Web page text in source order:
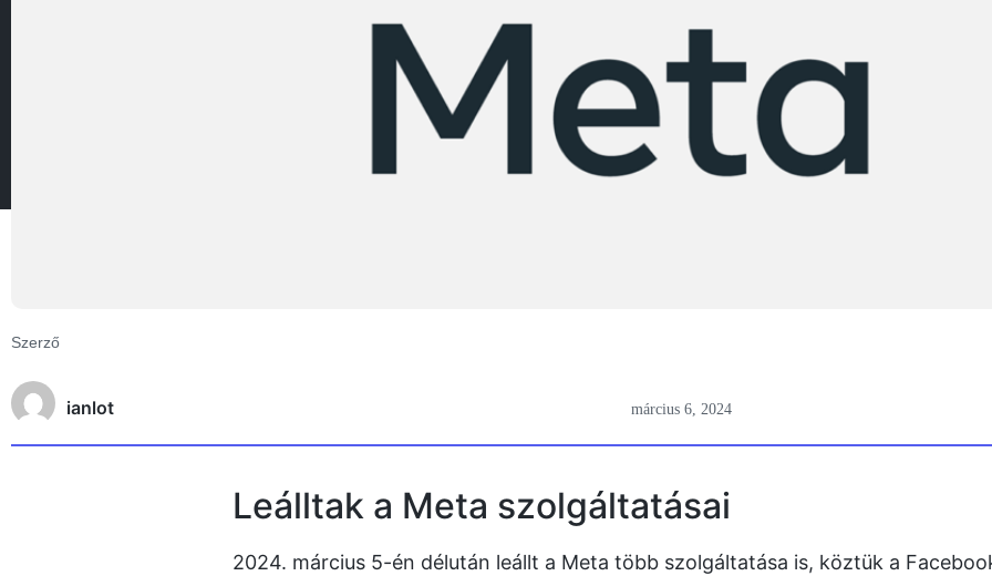
Szerző
ianlot március 6, 2024
Leálltak a Meta szolgáltatásai
2024. március 5-én délután leállt a Meta több szolgáltatása is, köztük a